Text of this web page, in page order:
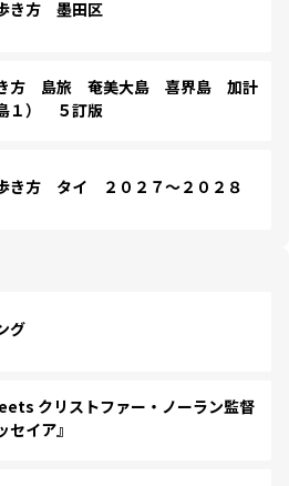
き方 墨田区
方 島旅 奄美大島 喜界島 加計
１） ５訂版
き方 タイ ２０２７～２０２８
グ
クリストファー・ノーラン監督
イア』